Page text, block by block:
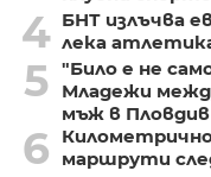
4 БНТ излъчва
лека
5 "Било е не
Младежи
мъж в Пловдив
6
маршрути